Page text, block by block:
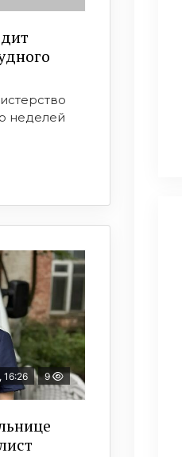
неделей
16:26 9